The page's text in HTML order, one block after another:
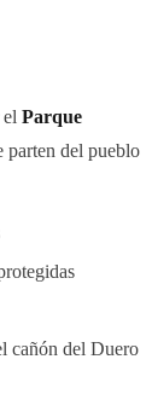
el Parque
parten del pueblo
cañón del Duero